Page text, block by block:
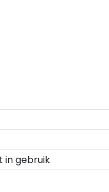
in gebruik